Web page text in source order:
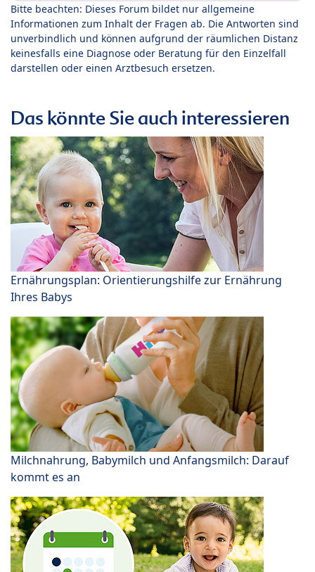
Bitte beachten: Dieses Forum bildet nur allgemeine
Informationen zum Inhalt der Fragen ab. Die Antworten sind
unverbindlich und können aufgrund der räumlichen Distanz
keinesfalls eine Diagnose oder Beratung für den Einzelfall
darstellen oder einen Arztbesuch ersetzen.
Das könnte Sie auch interessieren
Ernährungsplan: Orientierungshilfe zur Ernährung
Ihres Babys
Milchnahrung, Babymilch und Anfangsmilch: Darauf
kommt es an